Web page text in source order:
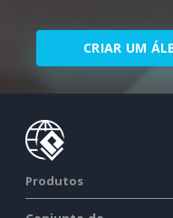
CRIAR UM
Produtos